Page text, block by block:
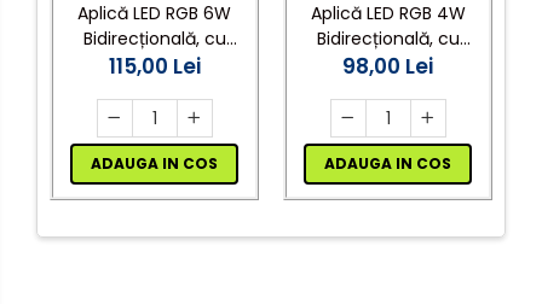
Aplică LED RGB 6W
Bidirecțională, cu
Telecomandă, IP54,
Exterior/Interior,
Negru, engros
115,00 Lei
ADAUGA IN COS
Aplică LED RGB 4W
Bidirecțională, cu
Telecomandă, IP54,
Exterior/Interior,
Negru, engros
98,00 Lei
ADAUGA IN COS